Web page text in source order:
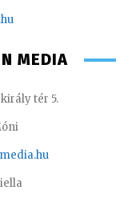
MEDIA
tér 5.